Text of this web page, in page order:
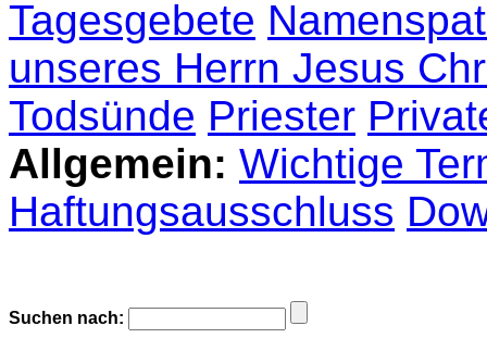
Tagesgebete
unseres Herrn Jesus
Todsünde Priester
Allgemein: Wichtige
Haftungsausschluss
Suchen nach: